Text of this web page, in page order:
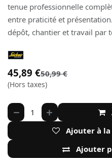
tenue professionnelle
entre praticité et
dépôt, chantier et travail par
45,89 €50,99€
(Hors taxes)
Ajouter
Ajouter à